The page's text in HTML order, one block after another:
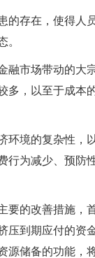
的存在，使得人
。
融市场带动的大
多，以至于成本
环境的复杂性，
行为减少、预防
要的改善措施，
压到期应付的资
源储备的功能，